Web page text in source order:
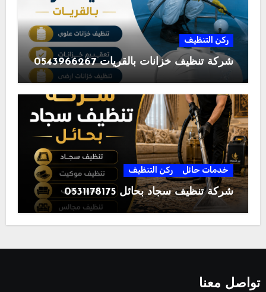
ركن التنظيف
شركة تنظيف خزانات بالقريات 0543966267
خدمات حائل ركن التنظيف
شركة تنظيف سجاد بحائل 0531178175
تواصل معنا